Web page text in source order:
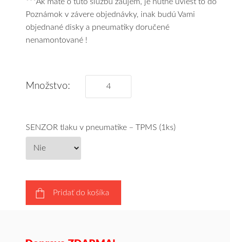
Poznámok v závere objednávky, inak budú Vami
objednané disky a pneumatiky doručené
nenamontované !
Množstvo:
SENZOR tlaku v pneumatike – TPMS (1ks)
Pridať do košíka